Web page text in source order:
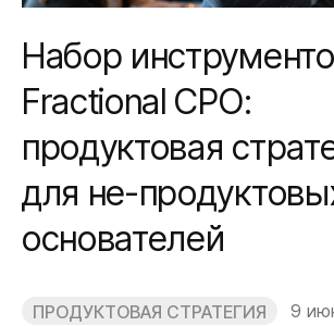
Набор
Fractional CPO:
продуктовая
для не-
основателей
ПРОДУКТОВАЯ СТРАТЕГИЯ 9